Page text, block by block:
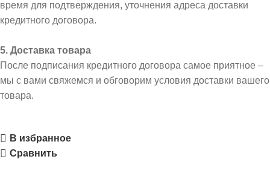
время для подтверждения, уточнения адреса доставки
кредитного договора.
5. Доставка товара
После подписания кредитного договора самое приятное –
мы с вами свяжемся и обговорим условия доставки вашего
товара.
В избранное
Сравнить